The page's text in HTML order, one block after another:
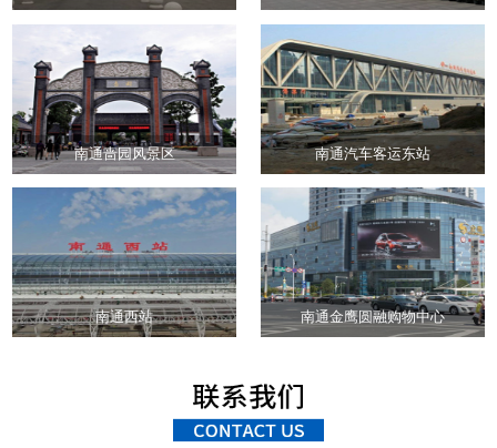
南通啬园风景区 南通汽车客运东站
南通西站 南通金鹰圆融购物中心